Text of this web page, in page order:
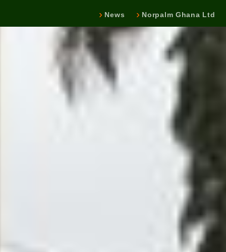
News Norpalm Ghana Ltd